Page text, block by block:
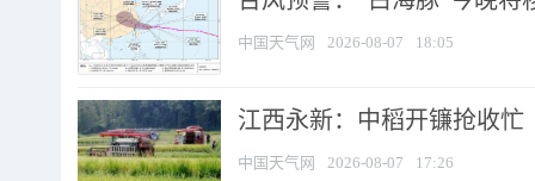
中国天气网 2026-08-07 18:05
江西永新：中稻开镰抢收忙
中国天气网 2026-08-07 17:26